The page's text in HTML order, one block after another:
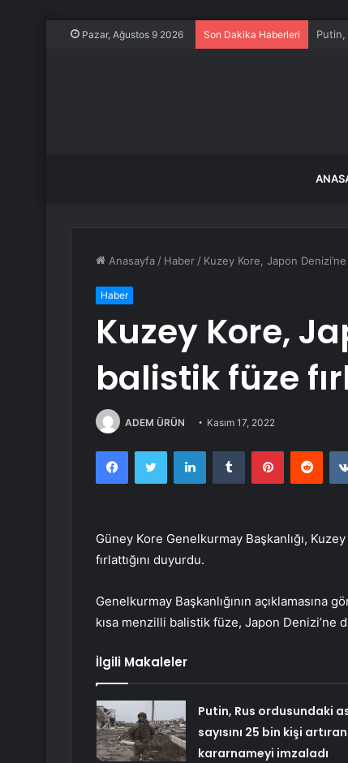
Pazar, Ağustos 9 2026 Son Dakika Haberleri
Anasayfa / Haber / Kuzey Kore, Japon
Haber
Kuzey Kore,
balistik füze
ADEM ÜRÜN Kasım 17, 2022
FacebookTwitter LinkedInTumblr Pinterest
Güney Kore Genelkurmay Başkanlığı,
fırlattığını duyurdu.
Genelkurmay Başkanlığının açıklamasına
kısa menzilli balistik füze, Japon Denizi’ne
İlgili Makaleler
Putin, Rus ordusundaki
sayısını 25 bin kişi artıran
kararnameyi imzaladı